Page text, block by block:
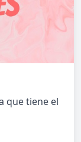
que tiene el